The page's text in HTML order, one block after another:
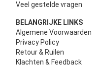
Veel gestelde vragen
BELANGRIJKE LINKS
Algemene Voorwaarden
Privacy Policy
Retour & Ruilen
Klachten & Feedback